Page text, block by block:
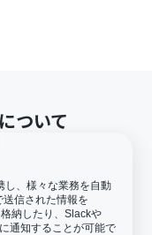
ついて
し、様々な業務を自動
信された情報を
納したり、Slackや
通知することが可能で